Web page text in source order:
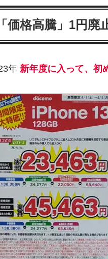
「価格高騰」1円
年 新年度に入って、初